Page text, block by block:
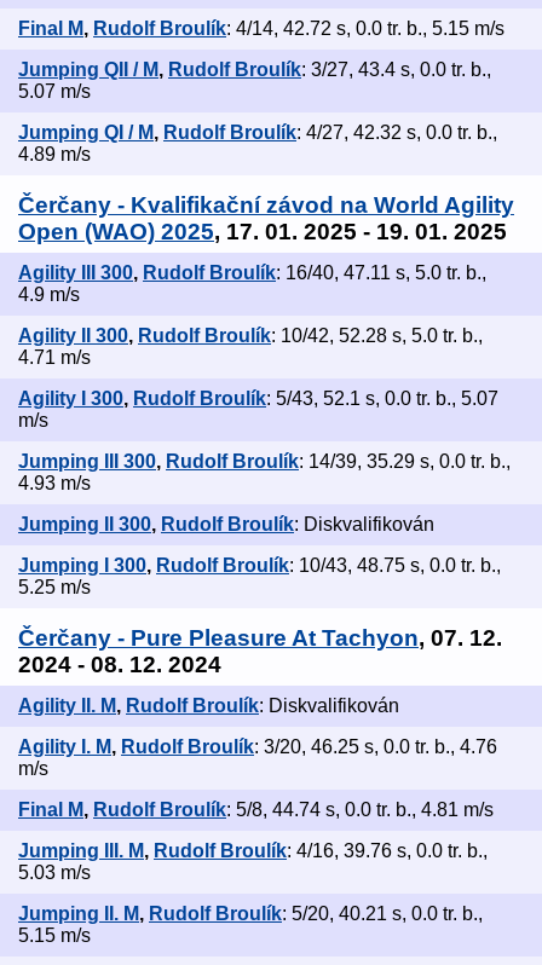
Final M, Rudolf Broulík: 4/14, 42.72 s, 0.0 tr. b., 5.15 m/s
Jumping QII / M, Rudolf Broulík: 3/27, 43.4 s, 0.0 tr. b.,
5.07 m/s
Jumping QI / M, Rudolf Broulík: 4/27, 42.32 s, 0.0 tr. b.,
4.89 m/s
Čerčany - Kvalifikační závod na World Agility
Open (WAO) 2025, 17. 01. 2025 - 19. 01. 2025
Agility III 300, Rudolf Broulík: 16/40, 47.11 s, 5.0 tr. b.,
4.9 m/s
Agility II 300, Rudolf Broulík: 10/42, 52.28 s, 5.0 tr. b.,
4.71 m/s
Agility I 300, Rudolf Broulík: 5/43, 52.1 s, 0.0 tr. b., 5.07
m/s
Jumping III 300, Rudolf Broulík: 14/39, 35.29 s, 0.0 tr. b.,
4.93 m/s
Jumping II 300, Rudolf Broulík: Diskvalifikován
Jumping I 300, Rudolf Broulík: 10/43, 48.75 s, 0.0 tr. b.,
5.25 m/s
Čerčany - Pure Pleasure At Tachyon, 07. 12.
2024 - 08. 12. 2024
Agility II. M, Rudolf Broulík: Diskvalifikován
Agility I. M, Rudolf Broulík: 3/20, 46.25 s, 0.0 tr. b., 4.76
m/s
Final M, Rudolf Broulík: 5/8, 44.74 s, 0.0 tr. b., 4.81 m/s
Jumping III. M, Rudolf Broulík: 4/16, 39.76 s, 0.0 tr. b.,
5.03 m/s
Jumping II. M, Rudolf Broulík: 5/20, 40.21 s, 0.0 tr. b.,
5.15 m/s